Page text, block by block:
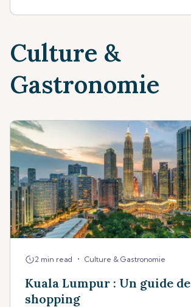
Culture &
Gastronomie
2 min read • Culture & Gastronomie
Kuala Lumpur : Un guide de
shopping